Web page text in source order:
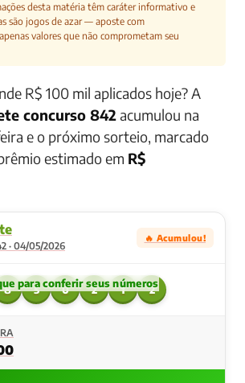
desta matéria têm caráter informativo e
são jogos de azar — aposte com
valores que não comprometam seu
R$ 100 mil aplicados hoje? A
concurso 842acumulou na
e o próximo sorteio, marcado
estimado em R$
· 04/05/2026
🔥 Acumulou!
8 5 0 2 1 2